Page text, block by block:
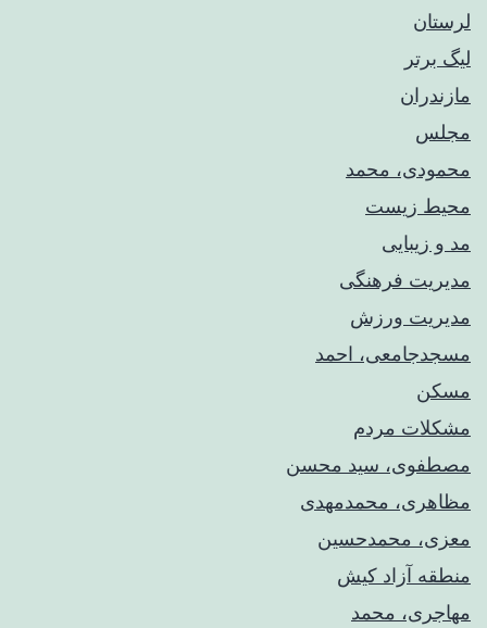
لرستان
لیگ برتر
مازندران
مجلس
محمودی، محمد
محیط زیست
مد و زیبایی
مدیریت فرهنگی
مدیریت ورزش
مسجدجامعی، احمد
مسکن
مشکلات مردم
مصطفوی، سید محسن
مظاهری، محمدمهدی
معزی، محمدحسین
منطقه آزاد کیش
مهاجری، محمد